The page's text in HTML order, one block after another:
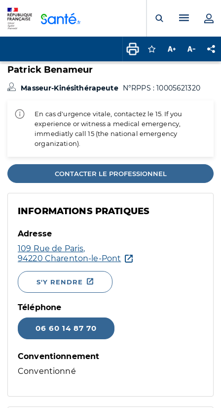
Ouvrir laMenu
Connectez-vous
Augmenter la
Patrick Benameur
Masseur-Kinésithérapeute N°RPPS : 10005621320
En cas d'urgence vitale, contactez le 15. If you
experience or witness a medical emergency,
immediatly call 15 (the national emergency
organization).
CONTACTER LE PROFESSIONNEL
INFORMATIONS PRATIQUES
Adresse
109 Rue de Paris,
94220 Charenton-le-Pont
S'Y RENDRE
Téléphone
06 60 14 87 70
Conventionnement
Conventionné